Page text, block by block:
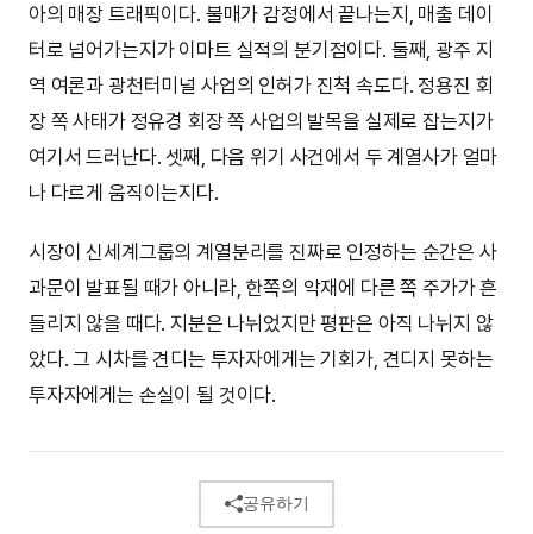
아의 매장 트래픽이다. 불매가 감정에서 끝나는지, 매출 데이
터로 넘어가는지가 이마트 실적의 분기점이다. 둘째, 광주 지
역 여론과 광천터미널 사업의 인허가 진척 속도다. 정용진 회
장 쪽 사태가 정유경 회장 쪽 사업의 발목을 실제로 잡는지가
여기서 드러난다. 셋째, 다음 위기 사건에서 두 계열사가 얼마
나 다르게 움직이는지다.
시장이 신세계그룹의 계열분리를 진짜로 인정하는 순간은 사
과문이 발표될 때가 아니라, 한쪽의 악재에 다른 쪽 주가가 흔
들리지 않을 때다. 지분은 나뉘었지만 평판은 아직 나뉘지 않
았다. 그 시차를 견디는 투자자에게는 기회가, 견디지 못하는
투자자에게는 손실이 될 것이다.
공유하기